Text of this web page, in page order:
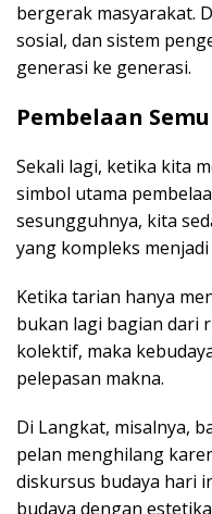
bergerak masyarakat.
sosial, dan sistem
generasi ke generasi.
Pembelaan Semu
Sekali lagi, ketika kita
simbol utama
sesungguhnya, kita
yang kompleks
Ketika tarian hanya
bukan lagi bagian dari
kolektif, maka
pelepasan makna.
Di Langkat, misalnya,
pelan menghilang
diskursus budaya hari
budaya dengan